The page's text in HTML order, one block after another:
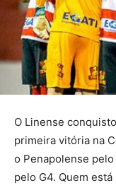
O Linense
primeira vitória na
o Penapolense
pelo G4. Quem